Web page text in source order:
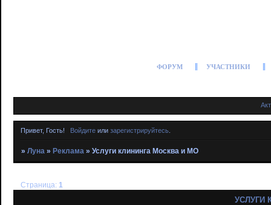
ФОРУМ УЧАСТНИКИ
Привет, Гость! Войдитеили зарегистрируйтесь.
»Луна »Реклама »Услуги клининга Москва и МО
УСЛУГИ
Страница:1